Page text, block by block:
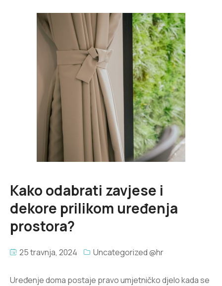
Kako odabrati zavjese i
dekore prilikom uređenja
prostora?
25 travnja, 2024 Uncategorized @hr
Uređenje doma postaje pravo umjetničko djelo kada se